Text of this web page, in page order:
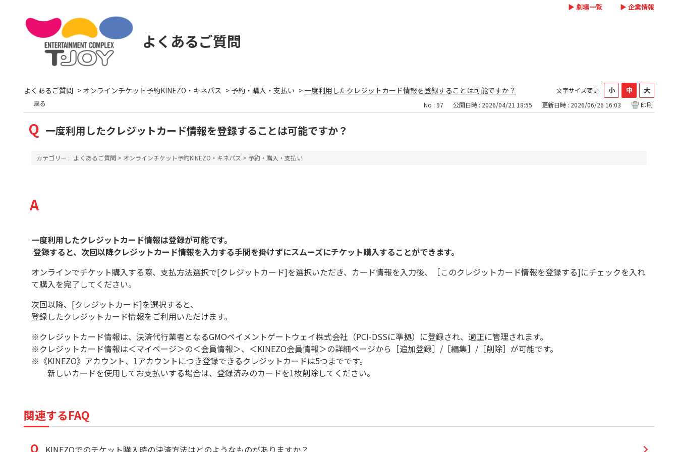
▶ 劇場一覧 ▶ 企業情報
よくあるご質問
文字サイズ変更
よくあるご質問 > オンラインチケット予約KINEZO・キネパス > 予約・購入・支払い > 一度利用したクレジットカード情報を登録することは可能ですか？
戻る No : 97 公開日時 : 2026/04/21 18:55 更新日時 : 2026/06/26 16:03 印刷
一度利用したクレジットカード情報を登録することは可能ですか？
カテゴリー : よくあるご質問 > オンラインチケット予約KINEZO・キネパス > 予約・購入・支払い
一度利用したクレジットカード情報は登録が可能です。
登録すると、次回以降クレジットカード情報を入力する手間を掛けずにスムーズにチケット購入することができます。
オンラインでチケット購入する際、支払方法選択で[クレジットカード]を選択いただき、カード情報を入力後、［このクレジットカード情報を登録する]にチェックを入れ
て購入を完了してください。
次回以降、[クレジットカード]を選択すると、
登録したクレジットカード情報をご利用いただけます。
※クレジットカード情報は、決済代行業者となるGMOペイメントゲートウェイ株式会社（PCI-DSSに準拠）に登録され、適正に管理されます。
※クレジットカード情報は＜マイページ＞の＜会員情報＞、＜KINEZO会員情報＞の詳細ページから［追加登録］/［編集］/［削除］が可能です。
※《KINEZO》アカウント、1アカウントにつき登録できるクレジットカードは5つまでです。
新しいカードを使用してお支払いする場合は、登録済みのカードを1枚削除してください。
関連するFAQ
KINEZOでのチケット購入時の決済方法はどのようなものがありますか？